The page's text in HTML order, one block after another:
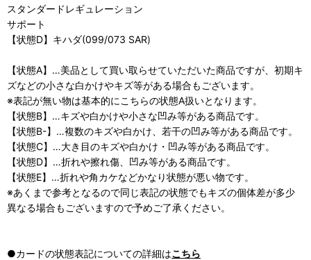
スタンダードレギュレーション
サポート
【状態D】キハダ(099/073 SAR)
【状態A】…美品として買い取らせていただいた商品ですが、初期キ
ズなどの小さな白かけやキズ等がある場合もございます。
※表記が無い物は基本的にこちらの状態A扱いとなります。
【状態B】…キズや白かけや小さな凹み等がある商品です。
【状態B-】…複数のキズや白かけ、若干の凹み等がある商品です。
【状態C】…大き目のキズや白かけ・凹み等がある商品です。
【状態D】…折れや擦れ傷、凹み等がある商品です。
【状態E】…折れや角カケなどかなり状態が悪い物です。
※あくまで参考となるので同じ表記の状態でもキズの個体差が多少
異なる場合もございますので予めご了承ください。
●カードの状態表記についての詳細はこちら